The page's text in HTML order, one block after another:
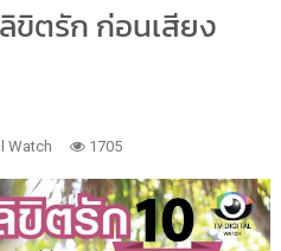
ขิตรัก ก่อนเสียง
Watch 1705